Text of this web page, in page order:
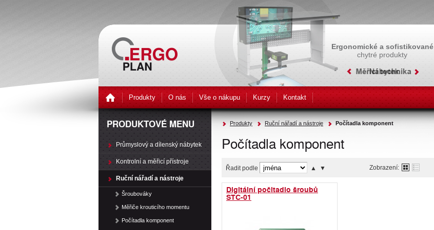
Ergonomické a sofistikované
chytré produkty
Produkty O nás Vše o nákupu Kurzy Kontakt
Produkty Ruční nářadí a nástroje Počítadla komponent
Počítadla komponent
Řadit podle ▲ ▼ Zobrazení:
Digitální počitadlo šroubů
STC-01
PRODUKTOVÉ MENU
Průmyslový a dílenský nábytek
Kontrolní a měřicí přístroje
Ruční nářadí a nástroje
Šroubováky
Měřiče krouticího momentu
Počítadla komponent